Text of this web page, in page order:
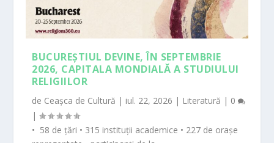
BUCUREȘTIUL DEVINE, ÎN SEPTEMBRIE
2026, CAPITALA MONDIALĂ A STUDIULUI
RELIGIILOR
de Ceașca de Cultură | iul. 22, 2026 | Literatură | 0
|
• 58 de țări • 315 instituții academice • 227 de orașe